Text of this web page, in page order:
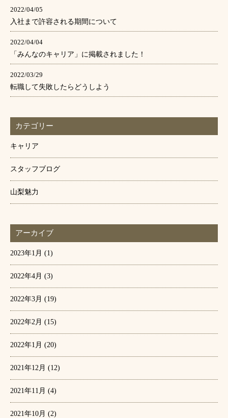
2022/04/05
入社まで許容される期間について
2022/04/04
「みんなのキャリア」に掲載されました！
2022/03/29
転職して失敗したらどうしよう
カテゴリー
キャリア
スタッフブログ
山梨魅力
アーカイブ
2023年1月 (1)
2022年4月 (3)
2022年3月 (19)
2022年2月 (15)
2022年1月 (20)
2021年12月 (12)
2021年11月 (4)
2021年10月 (2)